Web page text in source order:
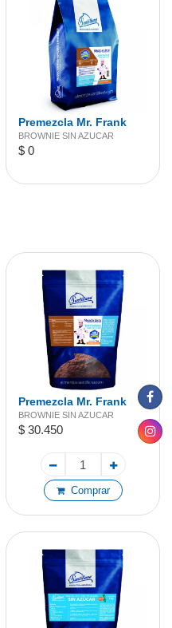
Premezcla Mr. Frank
Brownie Sin Azúcar 5
kg
BROWNIE SIN AZUCAR
$ 0
Premezcla Mr. Frank
Brownie Sin Azúcar 1kg
BROWNIE SIN AZUCAR
$ 30.450
Comprar